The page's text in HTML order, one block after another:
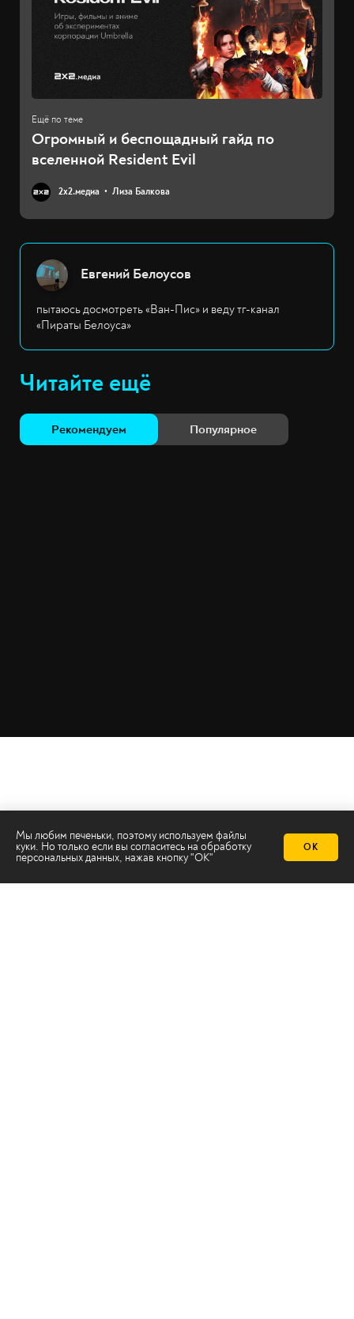
Огромный и беспощадный гайд по
вселенной Resident Evil
2х2.медиа Лиза Балкова
Евгений Белоусов
пытаюсь досмотреть «Ван-Пис» и веду тг-канал
«Пираты Белоуса»
Читайте ещё
Рекомендуем Популярное
Мы любим печеньки, поэтому используем файлы
куки. Но только если вы согласитесь на обработку
персональных данных, нажав кнопку "ОК"
ОК